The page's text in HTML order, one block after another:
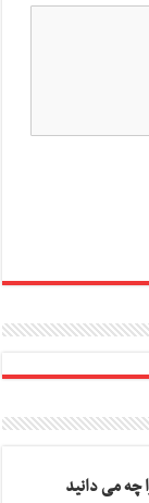
چه می دانید